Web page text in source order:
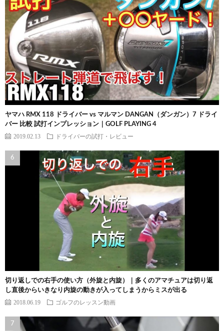
ヤマハ RMX 118 ドライバー vs マルマン DANGAN（ダンガン）7 ドライ
バー 比較 試打インプレッション｜GOLF PLAYING 4
2019.02.13 ドライバーの試打・レビュー
切り返しでの右手の使い方（外旋と内旋）｜多くのアマチュアは切り返
し直後からいきなり内旋の動きが入ってしまうからミスが出る
2018.06.19 ゴルフのレッスン動画